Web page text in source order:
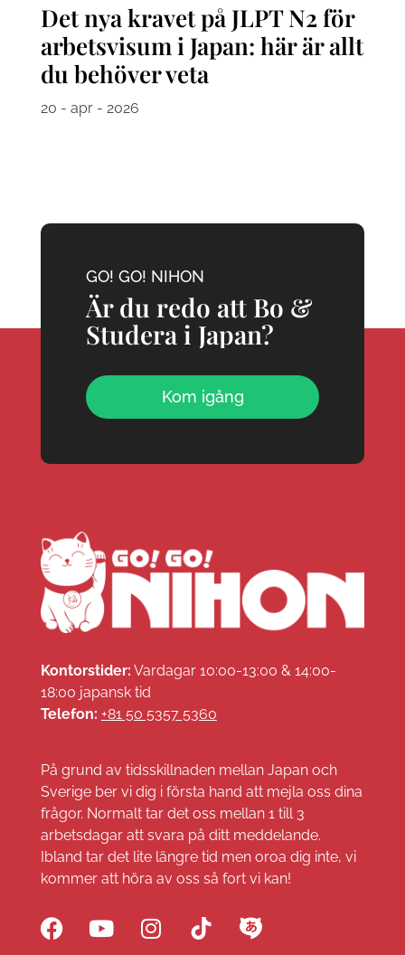
Det nya kravet på JLPT N2 för
arbetsvisum i Japan: här är allt
du behöver veta
20 - apr - 2026
GO! GO! NIHON
Är du redo att Bo &
Studera i Japan?
Kom igång
Kontorstider: Vardagar 10:00-13:00 & 14:00-
18:00 japansk tid
Telefon: +81 50 5357 5360
På grund av tidsskillnaden mellan Japan och
Sverige ber vi dig i första hand att mejla oss dina
frågor. Normalt tar det oss mellan 1 till 3
arbetsdagar att svara på ditt meddelande.
Ibland tar det lite längre tid men oroa dig inte, vi
kommer att höra av oss så fort vi kan!